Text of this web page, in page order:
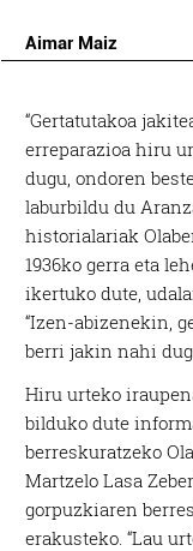
Aimar Maiz
“Gertatutakoa
erreparazioa hiru
dugu, ondoren
laburbildu du
historialariak
1936ko gerra eta
ikertuko dute,
“Izen-abizenekin,
berri jakin nahi
Hiru urteko
bilduko dute
berreskuratzeko
Martzelo Lasa
gorpuzkiaren
erakusteko. “Lau